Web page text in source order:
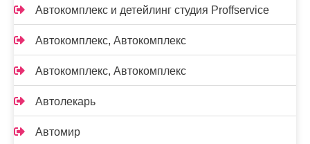
Автокомплекс и детейлинг студия Proffservice
Автокомплекс, Автокомплекс
Автокомплекс, Автокомплекс
Автолекарь
Автомир